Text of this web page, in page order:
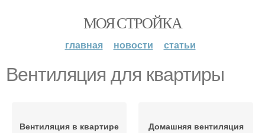
МОЯ СТРОЙКА
главная новости статьи
Вентиляция для квартиры
Вентиляция в квартире Домашняя вентиляция